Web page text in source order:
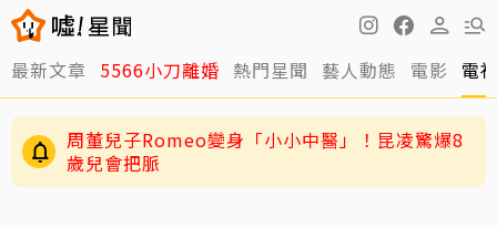
最新文章 5566小刀離婚 熱門星聞 藝人動態 電影 電
周董兒子Romeo變身「小小中醫」！昆凌驚爆8
歲兒會把脈